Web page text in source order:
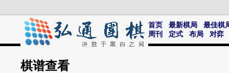
首页 最新棋局
最佳棋
周刊
定式 布局 对弈
棋谱查看